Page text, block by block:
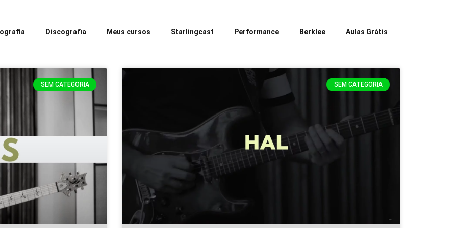
Discografia Meus cursos Starlingcast Performance Berklee Aulas Grátis
SEM CATEGORIA SEM CATEGORIA